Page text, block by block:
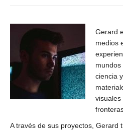
Gerard
medios
mundos
ciencia
A través de sus proyectos, Gerard